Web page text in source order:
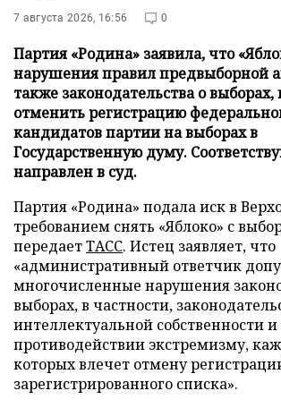
7 августа 2026, 16:56 0
Партия «Родина» заявила, что
нарушения правил предвыборной
также законодательства о выборах,
отменить регистрацию
кандидатов партии на выборах в
Государственную думу.
направлен в суд.
Партия «Родина» подала иск в
требованием снять «Яблоко» с
передаетТАСС. Истец заявляет, что
«административный ответчик
многочисленные нарушения
выборах, в частности,
интеллектуальной собственности и
противодействии экстремизму,
которых влечет отмену
зарегистрированного списка».